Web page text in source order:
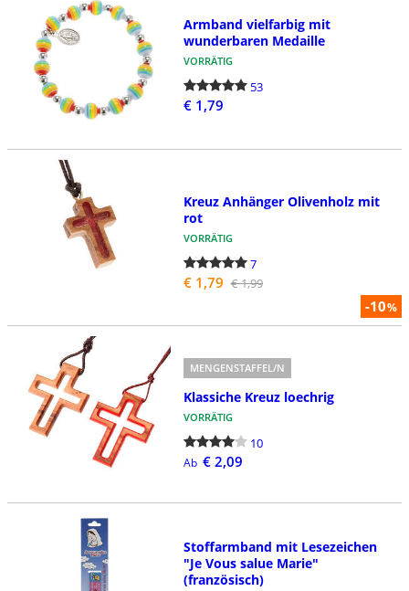
Armband vielfarbig mit
wunderbaren Medaille
VORRÄTIG
53
€ 1,79
-10%
Kreuz Anhänger Olivenholz mit
rot
VORRÄTIG
7
€ 1,79 € 1,99
MENGENSTAFFEL/N
Klassiche Kreuz loechrig
VORRÄTIG
10
Ab € 2,09
Stoffarmband mit Lesezeichen
"Je Vous salue Marie"
(französisch)